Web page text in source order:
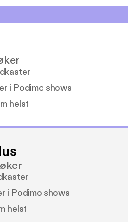
i Podimo shows
helst
i Podimo shows
helst